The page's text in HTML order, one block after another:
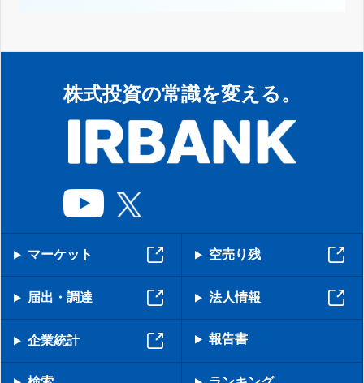
株式投資の常識を変える。
マーケット 空売り残
届出・調達 法人情報
企業統計 報告書